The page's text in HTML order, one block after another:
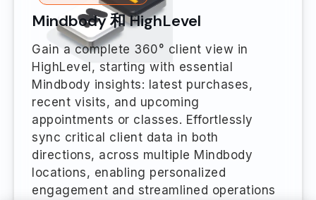
Mindbody 和 HighLevel
Gain a complete 360° client view in
HighLevel, starting with essential
Mindbody insights: latest purchases,
recent visits, and upcoming
appointments or classes. Effortlessly
sync critical client data in both
directions, across multiple Mindbody
locations, enabling personalized
engagement and streamlined operations